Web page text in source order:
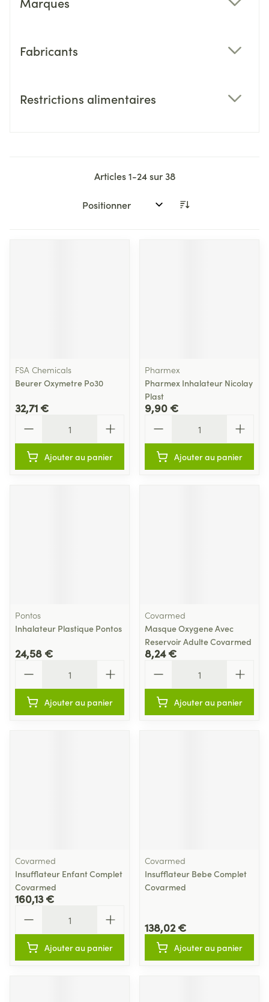
Fabricants
Restrictions alimentaires
Articles1-24sur38
Trier par:
FSA Chemicals
Beurer Oxymetre Po30
32,71 €
Ajouter au panier
Pharmex
Pharmex Inhalateur Nicolay
Plast
9,90 €
Ajouter au panier
Pontos
Inhalateur Plastique Pontos
24,58 €
Ajouter au panier
Covarmed
Masque Oxygene Avec
Reservoir Adulte Covarmed
8,24 €
Ajouter au panier
Covarmed
Insufflateur Enfant Complet
Covarmed
160,13 €
Ajouter au panier
Covarmed
Insufflateur Bebe Complet
Covarmed
138,02 €
Ajouter au panier